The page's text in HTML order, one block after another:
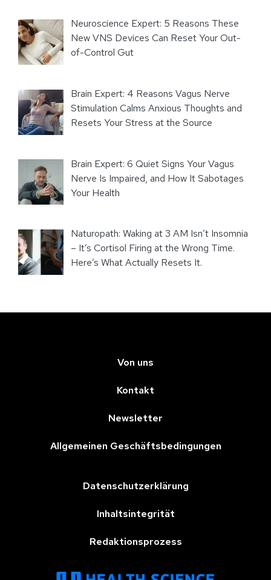
Neuroscience Expert: 5 Reasons These
New VNS Devices Can Reset Your Out-
of-Control Gut
Brain Expert: 4 Reasons Vagus Nerve
Stimulation Calms Anxious Thoughts and
Resets Your Stress at the Source
Brain Expert: 6 Quiet Signs Your Vagus
Nerve Is Impaired, and How It Sabotages
Your Health
Naturopath: Waking at 3 AM Isn’t Insomnia
– It’s Cortisol Firing at the Wrong Time.
Here’s What Actually Resets It.
Von uns
Kontakt
Newsletter
Allgemeinen Geschäftsbedingungen
Datenschutzerklärung
Inhaltsintegrität
Redaktionsprozess